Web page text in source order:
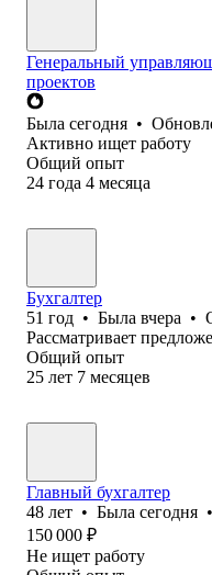
Генеральный
проектов
Была сегодня •
Активно ищет работу
Общий опыт
24 года 4 месяца
Бухгалтер
51 год • Была вчера •
Рассматривает
Общий опыт
25 лет 7 месяцев
Главный бухгалтер
48 лет • Была сегодня •
150 000 ₽
Не ищет работу